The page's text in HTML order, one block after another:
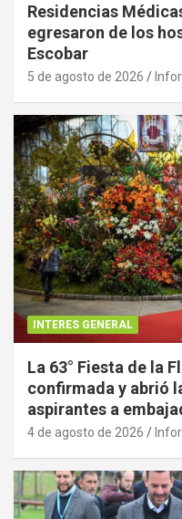
Residencias
egresaron de los
Escobar
5 de agosto de 2026
INTERES GENERAL
La 63° Fiesta de la
confirmada y abrió
aspirantes a
4 de agosto de 2026